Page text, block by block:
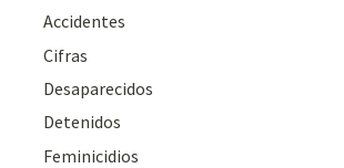
Accidentes
Cifras
Desaparecidos
Detenidos
Feminicidios